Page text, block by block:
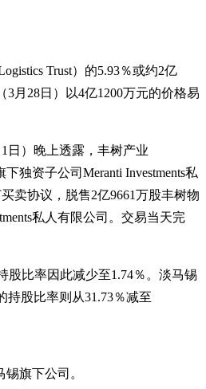
Trust）的5.93％或约2亿
3月28日）以4亿1200万元的价格易
日）晚上透露，丰树产业
下独资子公司Meranti Investments私
卖协议，脱售2亿9661万股丰树物
私人有限公司。交易当天完
股比率因此减少至1.74％。淡马锡
持股比率则从31.73％减至
锡旗下公司。